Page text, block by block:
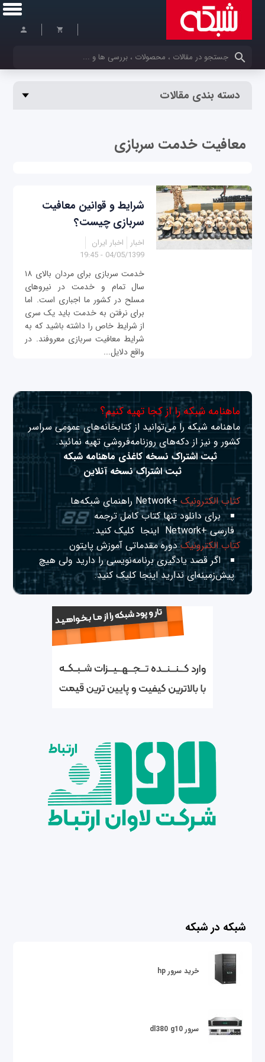
کلمات کلیدی خود را وارد کنید
دسته بندی مقالات
معافیت خدمت سربازی
شرایط و قوانین معافیت
سربازی چیست؟
اخبار
اخبار ایران
04/05/1399 - 19:45
خدمت سربازی برای مردان بالای ۱۸
سال تمام و خدمت در نیروهای
مسلح در کشور ما اجباری است. اما
برای نرفتن به خدمت باید یک سری
از شرایط خاص را داشته باشید که به
شرایط معافیت سربازی معروفند. در
واقع دلایل...
ماهنامه شبکه را از کجا تهیه کنیم؟
ماهنامه شبکه را می‌توانید از کتابخانه‌های عمومی سراسر
کشور و نیز از دکه‌های روزنامه‌فروشی تهیه نمائید.
ثبت اشتراک نسخه کاغذی ماهنامه شبکه
ثبت اشتراک نسخه آنلاین
کتاب الکترونیک+Network راهنمای شبکه‌ها
برای دانلود تنها کتاب کامل ترجمه
فارسی +Network
اینجا کلیک کنید.
کتاب الکترونیکدوره مقدماتی آموزش پایتون
اگر قصد یادگیری برنامه‌نویسی را دارید ولی هیچ
پیش‌زمینه‌ای نداریداینجا کلیک کنید.
شبکه در شبکه
خرید سرور hp
سرور dl380 g10